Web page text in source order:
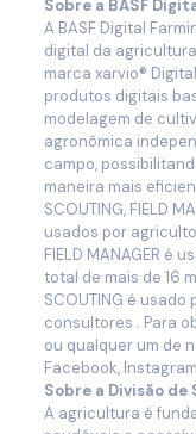
Sobre a BASF
A BASF Digital
digital da
marca xarvio®
produtos digitais
modelagem de
agronômica
campo,
maneira mais
SCOUTING, FIELD
usados por
FIELD MANAGER é
total de mais de 16
SCOUTING é
consultores . Para
ou qualquer um de
Facebook,
Sobre a Divisão
A agricultura é